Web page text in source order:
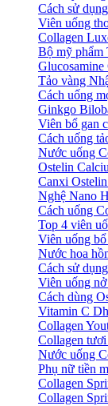
Cách sử
Viên uống
Collagen
Bộ mỹ phẩm
Tảo vàng
Cách uống
Ginkgo
Viên bổ gan
Cách uống
Nước uống
Ostelin
Canxi
Nghệ Nano
Cách uống
Top 4 viên
Viên uống
Nước hoa
Cách sử
Viên uống
Cách dùng
Vitamin C
Collagen
Collagen
Nước uống
Phụ nữ tiền
Collagen
Collagen